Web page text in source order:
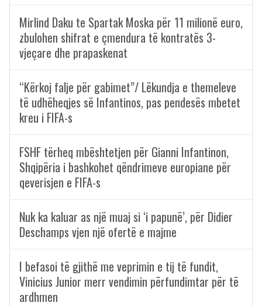
Mirlind Daku te Spartak Moska për 11 milionë euro,
zbulohen shifrat e çmendura të kontratës 3-
vjeçare dhe prapaskenat
“Kërkoj falje për gabimet”/ Lëkundja e themeleve
të udhëheqjes së Infantinos, pas pendesës mbetet
kreu i FIFA-s
FSHF tërheq mbështetjen për Gianni Infantinon,
Shqipëria i bashkohet qëndrimeve europiane për
qeverisjen e FIFA-s
Nuk ka kaluar as një muaj si ‘i papunë’, për Didier
Deschamps vjen një ofertë e majme
I befasoi të gjithë me veprimin e tij të fundit,
Vinicius Junior merr vendimin përfundimtar për të
ardhmen